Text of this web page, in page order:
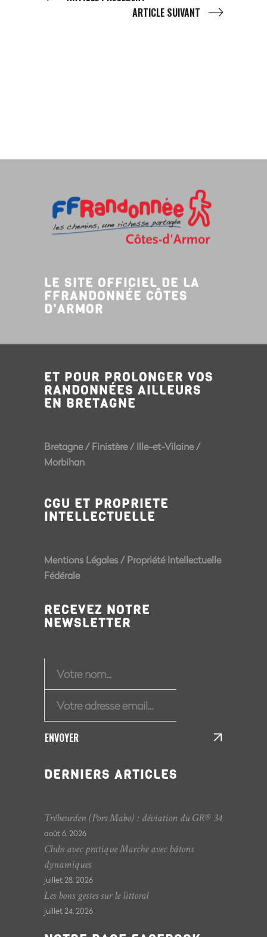
ARTICLE SUIVANT
LE SITE OFFICIEL DE LA
FFRANDONNÉE CÔTES
D'ARMOR
ET POUR PROLONGER VOS
RANDONNÉES AILLEURS
EN BRETAGNE
Bretagne/Finistère/Ille-et-Vilaine/
Morbihan
CGU ET PROPRIETE
INTELLECTUELLE
Mentions Légales/Propriété Intellectuelle
Fédérale
RECEVEZ NOTRE
NEWSLETTER
ENVOYER
DERNIERS ARTICLES
Trébeurden (Pors Mabo) : déviation du GR® 34
août 6, 2026
Clubs avec pratique Marche avec bâtons
dynamiques
juillet 28, 2026
Les bons gestes sur le littoral
juillet 24, 2026